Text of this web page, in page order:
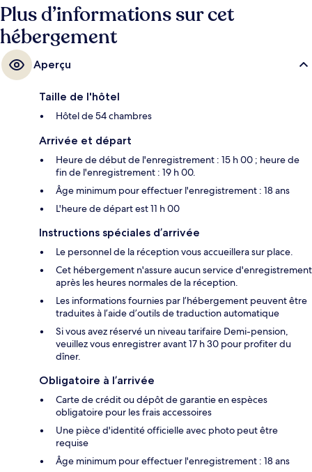
Plus d’informations sur cet
hébergement
Aperçu
Taille de l'hôtel
Hôtel de 54 chambres
Arrivée et départ
Heure de début de l'enregistrement : 15 h 00 ; heure de
fin de l'enregistrement : 19 h 00.
Âge minimum pour effectuer l'enregistrement : 18 ans
L'heure de départ est 11 h 00
Instructions spéciales d’arrivée
Le personnel de la réception vous accueillera sur place.
Cet hébergement n'assure aucun service d'enregistrement
après les heures normales de la réception.
Les informations fournies par l’hébergement peuvent être
traduites à l’aide d’outils de traduction automatique
Si vous avez réservé un niveau tarifaire Demi-pension,
veuillez vous enregistrer avant 17 h 30 pour profiter du
dîner.
Obligatoire à l’arrivée
Carte de crédit ou dépôt de garantie en espèces
obligatoire pour les frais accessoires
Une pièce d'identité officielle avec photo peut être
requise
Âge minimum pour effectuer l'enregistrement : 18 ans